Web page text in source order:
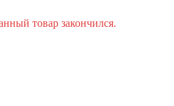
товар закончился.